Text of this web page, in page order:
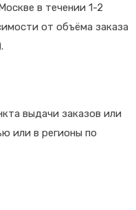
в течении 1-2
от объёма заказа
выдачи заказов или
или в регионы по